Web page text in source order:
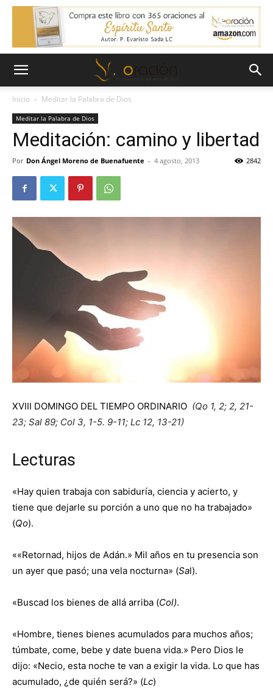
Inicio Meditar la Palabra de Dios
Meditar la Palabra de Dios
Meditación: camino y libertad
Por Don Ángel Moreno de Buenafuente - 4 agosto, 2013 2842
XVIII DOMINGO DEL TIEMPO ORDINARIO (Qo 1, 2; 2, 21-
23; Sal 89; Col 3, 1-5. 9-11; Lc 12, 13-21)
Lecturas
«Hay quien trabaja con sabiduría, ciencia y acierto, y
tiene que dejarle su porción a uno que no ha trabajado»
(Qo).
««Retornad, hijos de Adán.» Mil años en tu presencia son
un ayer que pasó; una vela nocturna» (Sal).
«Buscad los bienes de allá arriba (Col).
«Hombre, tienes bienes acumulados para muchos años;
túmbate, come, bebe y date buena vida.» Pero Dios le
dijo: «Necio, esta noche te van a exigir la vida. Lo que has
acumulado, ¿de quién será?» (Lc)